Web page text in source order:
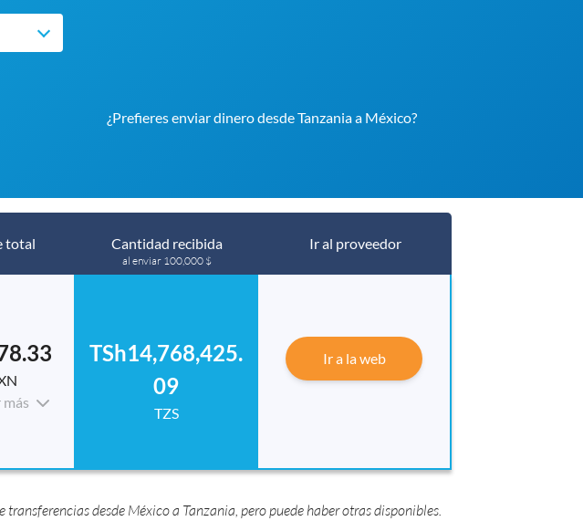
¿Prefieres enviar dinero desde Tanzania a México?
total Cantidad recibida
al enviar 100,000 $
Ir al proveedor
TSh14,768,425.
09
TZS
Ir a la web
desde México a Tanzania, pero puede haber otras disponibles.